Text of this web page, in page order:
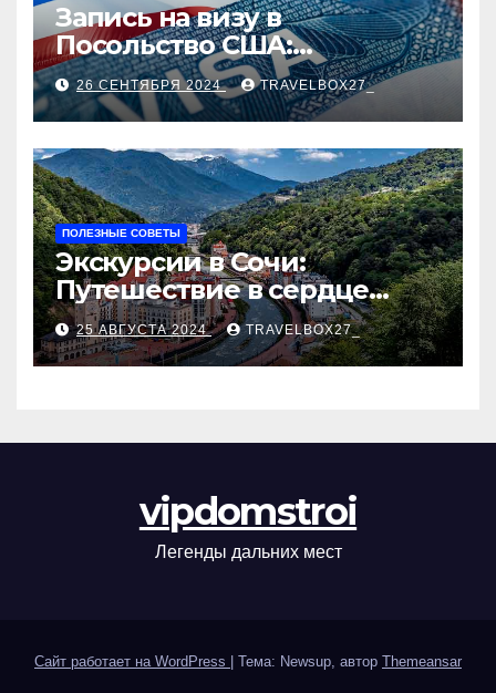
Запись на визу в
Посольство США:
Пошаговое руководство
26 СЕНТЯБРЯ 2024 TRAVELBOX27_
ПОЛЕЗНЫЕ СОВЕТЫ
Экскурсии в Сочи:
Путешествие в сердце
Черноморского курорта
25 АВГУСТА 2024 TRAVELBOX27_
vipdomstroi
Легенды дальних мест
Сайт работает на WordPress Тема: Newsup, автор Themeansar